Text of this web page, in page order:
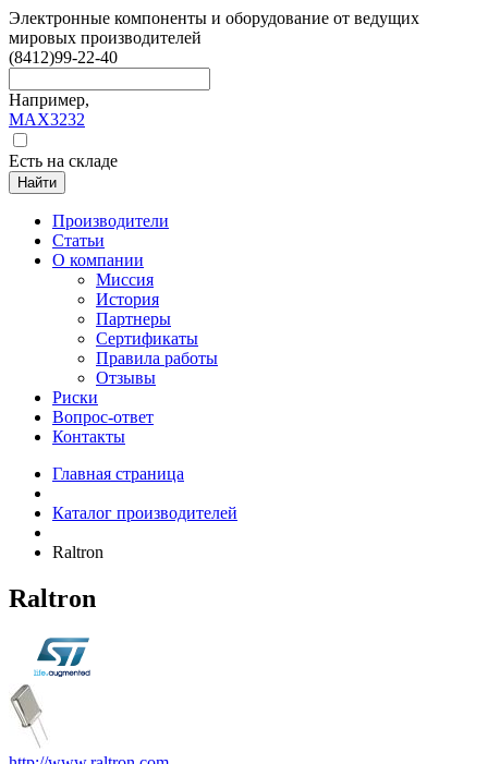
Электронные компоненты и оборудование от ведущих
мировых производителей
(8412)99-22-40
Например,
MAX3232
Есть на складе
Найти
Производители
Статьи
О компании
Миссия
История
Партнеры
Сертификаты
Правила работы
Отзывы
Риски
Вопрос-ответ
Контакты
Главная страница
Каталог производителей
Raltron
Raltron